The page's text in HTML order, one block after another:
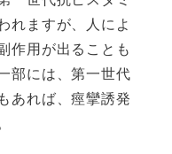
れますが、人によ
作用が出ることも
部には、第一世代
あれば、痙攣誘発